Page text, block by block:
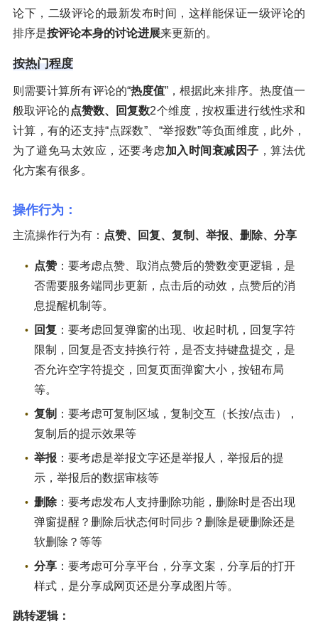
论下，二级评论的最新发布时间，这样能保证一级评论的
排序是按评论本身的讨论进展来更新的。
按热门程度
则需要计算所有评论的“热度值”，根据此来排序。热度值一
般取评论的 点赞数、回复数2个维度，按权重进行线性求和
计算，有的还支持“点踩数”、“举报数”等负面维度，此外，
为了避免马太效应，还要考虑加入时间衰减因子 ，算法优
化方案有很多。
操作行为：
主流操作行为有： 点赞、回复、复制、举报、删除、分享
点赞 ：要考虑点赞、取消点赞后的赞数变更逻辑，是
否需要服务端同步更新，点击后的动效，点赞后的消
息提醒机制等。
回复 ：要考虑回复弹窗的出现、收起时机，回复字符
限制，回复是否支持换行符，是否支持键盘提交，是
否允许空字符提交，回复页面弹窗大小，按钮布局
等。
复制 ：要考虑可复制区域，复制交互（长按/点击），
复制后的提示效果等
举报 ：要考虑是举报文字还是举报人，举报后的提
示，举报后的数据审核等
删除：要考虑发布人支持删除功能，删除时是否出现
弹窗提醒？删除后状态何时同步？删除是硬删除还是
软删除？等等
分享 ：要考虑可分享平台，分享文案，分享后的打开
样式，是分享成网页还是分享成图片等。
跳转逻辑：